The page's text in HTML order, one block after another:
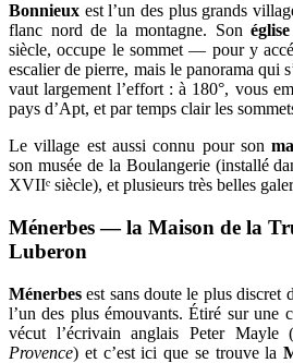
Bonnieux est l’un des plus grands
flanc nord de la montagne. Son
siècle, occupe le sommet — pour y
escalier de pierre, mais le panorama qui
vaut largement l’effort : à 180°, vous
pays d’Apt, et par temps clair les
Le village est aussi connu pour son
son musée de la Boulangerie (installé
XVIIᵉ siècle), et plusieurs très belles
Ménerbes — la Maison de la
Luberon
Ménerbes est sans doute le plus discret
l’un des plus émouvants. Étiré sur une
vécut l’écrivain anglais Peter Mayle
Provence) et c’est ici que se trouve la